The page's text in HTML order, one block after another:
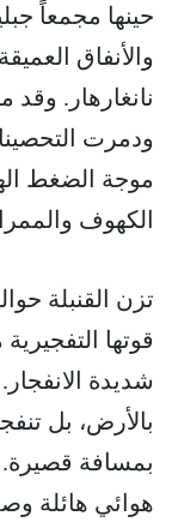
حينها مجمعاً
والأنفاق
نانغارهار.
ودمرت
موجة الضغط
الكهوف
شديدة
بالأرض، بل
بمسافة
هوائي هائلة